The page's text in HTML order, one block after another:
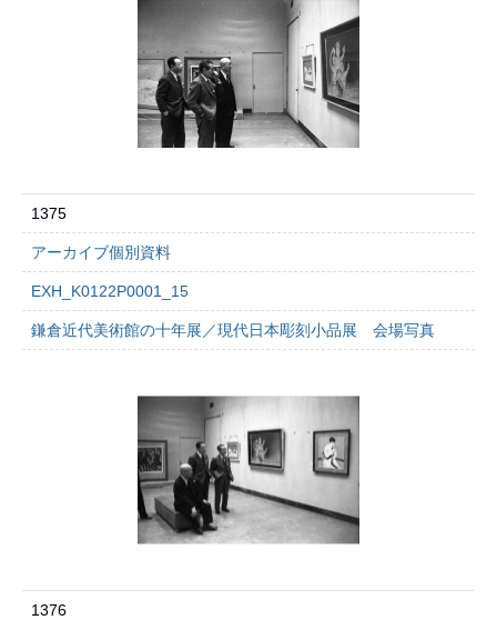
1375
アーカイブ個別資料
EXH_K0122P0001_15
鎌倉近代美術館の十年展／現代日本彫刻小品展 会場写真
1376